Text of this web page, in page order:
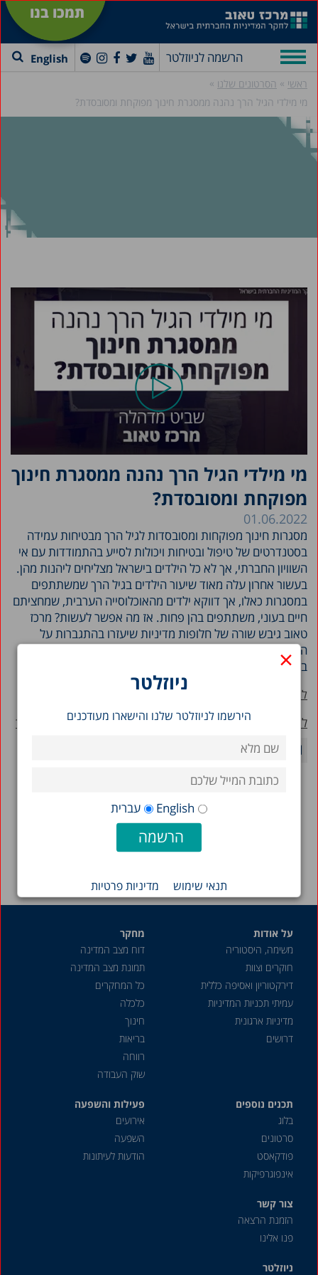
תמכו בנו
הרשמה לניוזלטר English
×
ניוזלטר
הירשמו לניוזלטר שלנו והישארו מעודכנים
English עברית
תנאי שימוש מדיניות פרטיות
ראשי » הסרטונים שלנו »
מי מילדי הגיל הרך נהנה ממסגרת חינוך מפוקחת ומסובסדת?
מי מילדי הגיל הרך נהנה ממסגרת חינוך
מפוקחת ומסובסדת?
01.06.2022
מסגרות חינוך מפוקחות ומסובסדות לגיל הרך מבטיחות עמידה
בסטנדרטים של טיפול ובטיחות ויכולות לסייע בהתמודדות עם אי
השוויון החברתי, אך לא כל הילדים בישראל מצליחים ליהנות מהן.
בעשור אחרון עלה מאוד שיעור הילדים בגיל הרך שמשתתפים
במסגרות כאלו, אך דווקא ילדים מהאוכלוסייה הערבית, שמחציתם
חיים בעוני, משתתפים בהן פחות. אז מה אפשר לעשות? מרכז
טאוב גיבש שורה של חלופות מדיניות שיעזרו בהתגברות על
החסמים הרבים שמונעים את השתתפות הילדים הערבים
במסגרות מפוקחות ומסובסדות ויתרמו לקידומם החברתי.
לחצו למחקר המלא
למחקרי יוזמת מרכז טאוב לחקר ההתפתחות ואי השוויון בגיל הרך
חזרה לסרטונים >
על אודות
משימה, היסטוריה
חוקרים וצוות
דירקטוריון ואסיפה כללית
עמיתי תכניות המדיניות
מדיניות ארגונית
דרושים
מחקר
דוח מצב המדינה
תמונת מצב המדינה
כל המחקרים
כלכלה
חינוך
בריאות
רווחה
שוק העבודה
תכנים נוספים
בלוג
סרטונים
פודקאסט
אינפוגרפיקות
פעילות והשפעה
אירועים
השפעה
הודעות לעיתונות
צור קשר
הזמנת הרצאה
פנו אלינו
ניוזלטר